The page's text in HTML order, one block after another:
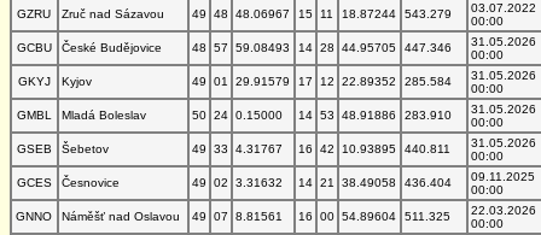
GZRU
Zruč nad Sázavou 49 48 48.06967 15 11 18.87244 543.279
03.07.2022
00:00
GCBU
České Budějovice 48 57 59.08493 14 28 44.95705 447.346
31.05.2026
00:00
GKYJ
Kyjov 49 01 29.91579 17 12 22.89352 285.584
31.05.2026
00:00
GMBL
Mladá Boleslav 50 24 0.15000 14 53 48.91886 283.910
31.05.2026
00:00
GSEB
Šebetov 49 33 4.31767 16 42 10.93895 440.811
31.05.2026
00:00
GCES
Česnovice 49 02 3.31632 14 21 38.49058 436.404
09.11.2025
00:00
GNNO
Náměšť nad Oslavou 49 07 8.81561 16 00 54.89604 511.325
22.03.2026
00:00